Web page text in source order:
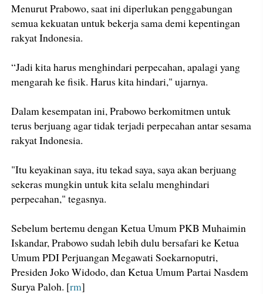
Menurut Prabowo, saat ini diperlukan penggabungan
semua kekuatan untuk bekerja sama demi kepentingan
rakyat Indonesia.
“Jadi kita harus menghindari perpecahan, apalagi yang
mengarah ke fisik. Harus kita hindari," ujarnya.
Dalam kesempatan ini, Prabowo berkomitmen untuk
terus berjuang agar tidak terjadi perpecahan antar sesama
rakyat Indonesia.
"Itu keyakinan saya, itu tekad saya, saya akan berjuang
sekeras mungkin untuk kita selalu menghindari
perpecahan," tegasnya.
Sebelum bertemu dengan Ketua Umum PKB Muhaimin
Iskandar, Prabowo sudah lebih dulu bersafari ke Ketua
Umum PDI Perjuangan Megawati Soekarnoputri,
Presiden Joko Widodo, dan Ketua Umum Partai Nasdem
Surya Paloh. [rm]